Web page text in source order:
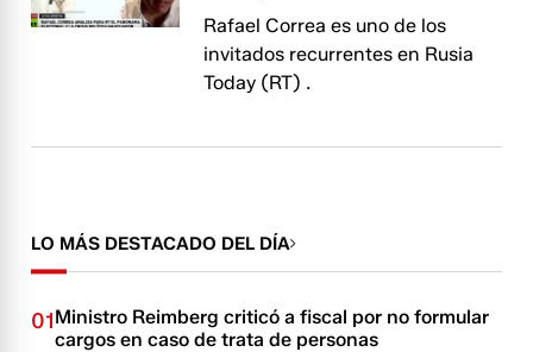
Rafael Correa es uno de los
invitados recurrentes en Rusia
Today (RT) .
LO MÁS DESTACADO DEL DÍA
01Ministro Reimberg criticó a fiscal por no formular
cargos en caso de trata de personas